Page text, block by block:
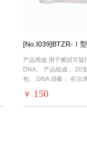
[No.I039]BTZR-Ⅰ
产品用途 用于擦拭可
DNA。 产品组成： 20
包。 DNA 消毒： 在洁
进行
￥ 150